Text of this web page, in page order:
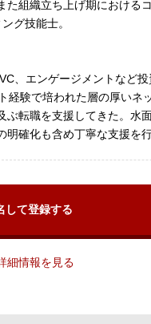
た組織立ち上げ期における
グ技能士。
、エンゲージメントなど
経験で培われた層の厚いネ
ぶ転職を支援してきた。水
確化も含め丁寧な支援を行
して登録する
細情報を見る